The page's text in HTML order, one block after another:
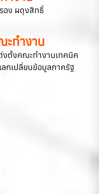
อง ผดุงสิทธิ์
ทำงาน
งตั้งคณะทำงานเทคนิค
ลกเปลี่ยนข้อมูลภาครัฐ